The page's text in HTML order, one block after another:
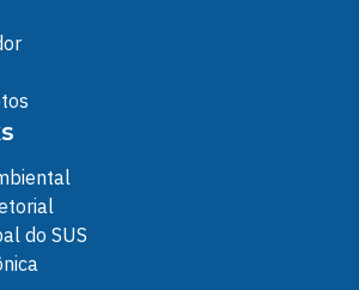
do SUS